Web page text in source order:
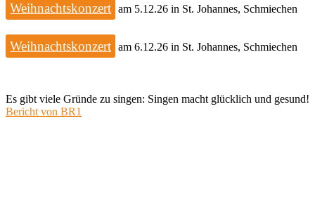
Weihnachtskonzert am 5.12.26 in St. Johannes, Schmiechen
Weihnachtskonzert am 6.12.26 in St. Johannes, Schmiechen
Es gibt viele Gründe zu singen: Singen macht glücklich und gesund!
Bericht von BR1